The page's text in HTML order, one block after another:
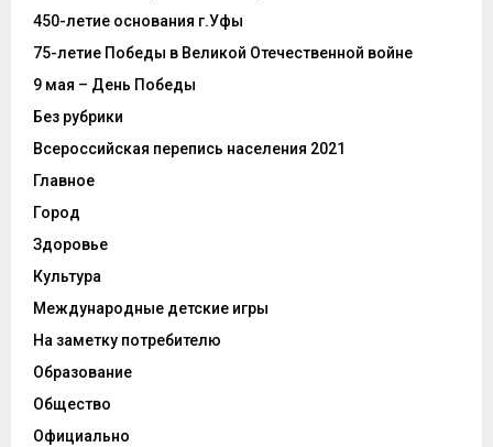
450-летие основания г.Уфы
75-летие Победы в Великой Отечественной войне
9 мая – День Победы
Без рубрики
Всероссийская перепись населения 2021
Главное
Город
Здоровье
Культура
Международные детские игры
На заметку потребителю
Образование
Общество
Официально